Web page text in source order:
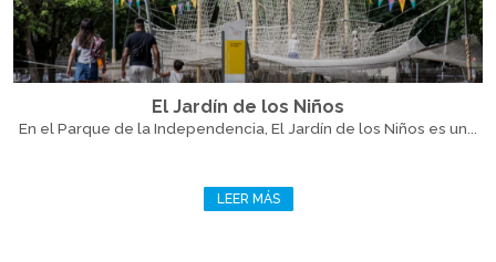
El Jardín de los Niños
En el Parque de la Independencia, El Jardín de los Niños es un...
LEER MÁS